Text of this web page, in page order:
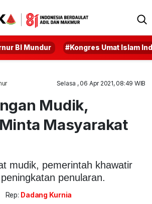
BI Mundur #Kongres Umat Islam
Selasa , 06 Apr 2021, 08:49 WIB
Mudik,
Masyarakat
mudik, pemerintah khawatir
penularan.
Rep: Dadang Kurnia